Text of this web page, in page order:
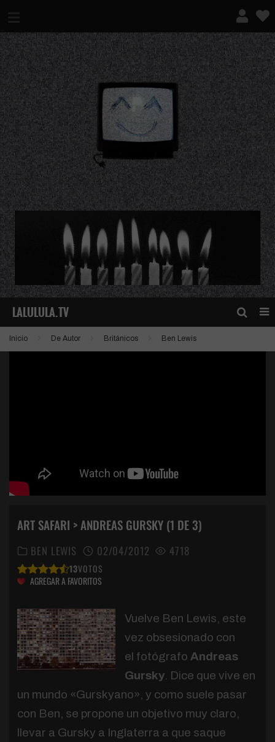
¿QUÉ ES ESTO?
Inicio De Autor Británicos Ben Lewis
ART SAFARI > ANDREAS GURSKY (1 DE 3)
BEN LEWIS 02/04/2012 4718
13VOTOS
AGREGAR A FAVORITOS
Vuelve Ben Lewis, este
vez obsesionado con
el fotógrafo Andreas
Gursky. Dice que vive en
un mundo «Gurskyano», y como suele pasar
con Ben, se propone un objetivo muy claro,
llevar a Gursky a Inglaterra a que saque